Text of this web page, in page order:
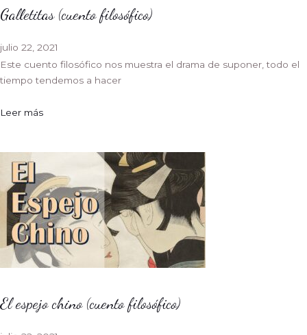
Galletitas (cuento filosófico)
julio 22, 2021
Este cuento filosófico nos muestra el drama de suponer, todo el
tiempo tendemos a hacer
Leer más
El espejo chino (cuento filosófico)